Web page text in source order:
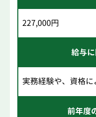
227,000円
給与
実務経験や、資格に
前年度